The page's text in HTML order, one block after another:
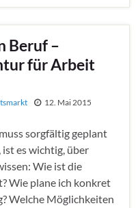
Beruf –
für Arbeit
12. Mai 2015
sorgfältig geplant
es wichtig, über
Wie ist die
Wie plane ich konkret
Welche Möglichkeiten